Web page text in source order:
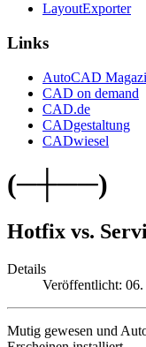
LayoutExporter
Links
AutoCAD
CAD on demand
CAD.de
CADgestaltung
CADwiesel
(─┼──)
Hotfix vs.
Details
Veröffentlicht:
Mutig gewesen und